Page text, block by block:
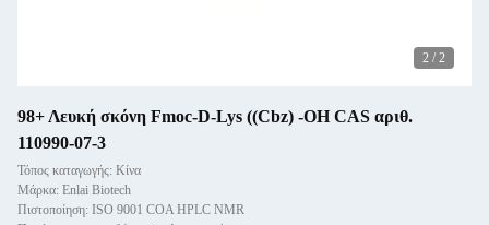
2 / 2
98+ Λευκή σκόνη Fmoc-D-Lys ((Cbz) -OH CAS αριθ.
110990-07-3
Τόπος καταγωγής: Κίνα
Μάρκα: Enlai Biotech
Πιστοποίηση: ISO 9001 COA HPLC NMR